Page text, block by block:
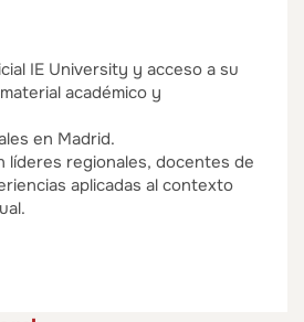
IE University y acceso a su
académico y
en Madrid.
líderes regionales, docentes de
aplicadas al contexto